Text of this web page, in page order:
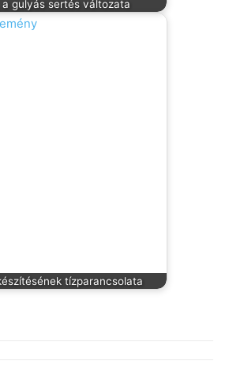
a gulyás sertés változata
tízparancsolata